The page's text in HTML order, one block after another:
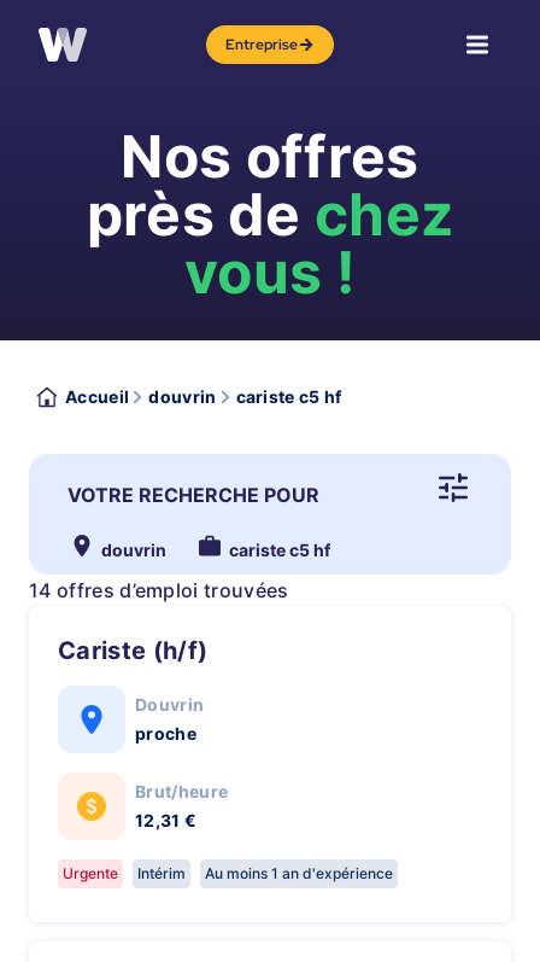
Entreprise
Nos offres
près de chez
vous !
Accueil douvrin cariste c5 hf
VOTRE RECHERCHE POUR
douvrin cariste c5 hf
14 offres d’emploi trouvées
Cariste (h/f)
Douvrin
proche
Brut/heure
12,31 €
Urgente Intérim Au moins 1 an d'expérience